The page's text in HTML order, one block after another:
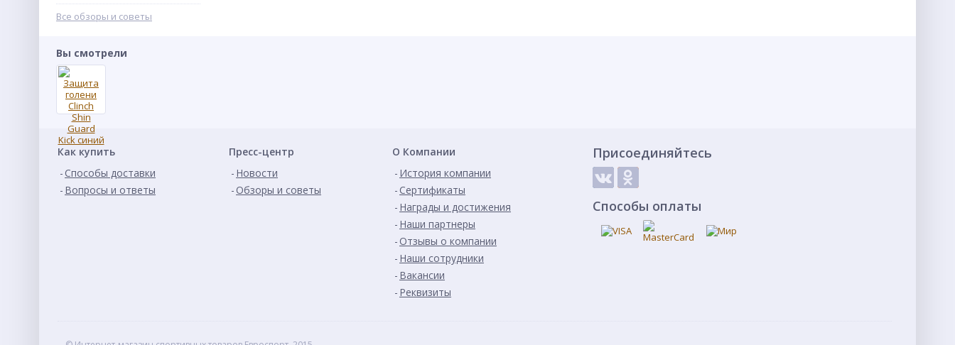
Все обзоры и советы
Вы смотрели
Как купить
Способы доставки
Вопросы и ответы
Пресс-центр
Новости
Обзоры и советы
О Компании
История компании
Сертификаты
Награды и достижения
Наши партнеры
Отзывы о компании
Наши сотрудники
Вакансии
Реквизиты
Присоединяйтесь
Способы оплаты